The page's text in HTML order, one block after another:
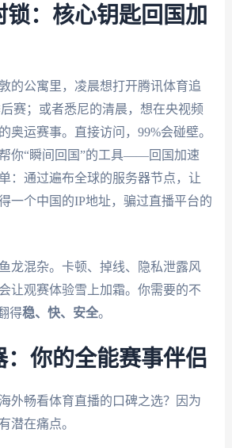
锁：核心钥匙回国加
的公寓里，凌晨想打开腾讯体育追
赛；或者悉尼的清晨，想在央视频
奥运赛事。直接访问，99%会碰壁。
你“瞬间回国”的工具——回国加速
：通过遍布全球的服务器节点，让
一个中国的IP地址，骗过直播平台的
龙混杂。卡顿、掉线、隐私泄露风
让观赛体验雪上加霜。你需要的不
得稳、快、安全。
：你的全能赛事伴侣
外畅看体育直播的口碑之选？因为
潜在痛点。